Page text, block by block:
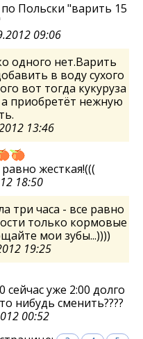
Польски "варить 15
09:06
одного нет.Варить
в воду сухого
вот тогда кукуруза
а приобретёт нежную
13:46
жесткая!(((
18:50
три часа - все равно
только кормовые
мои зубы...))))
19:25
сейчас уже 2:00 долго
нибудь сменить????
00:52